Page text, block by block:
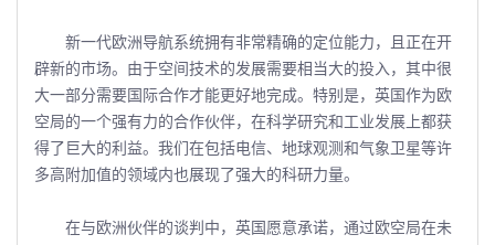
新一代欧洲导航系统拥有非常精确的定位能力，且正在开
辟新的市场。由于空间技术的发展需要相当大的投入，其中很
大一部分需要国际合作才能更好地完成。特别是，英国作为欧
空局的一个强有力的合作伙伴，在科学研究和工业发展上都获
得了巨大的利益。我们在包括电信、地球观测和气象卫星等许
多高附加值的领域内也展现了强大的科研力量。
在与欧洲伙伴的谈判中，英国愿意承诺，通过欧空局在未